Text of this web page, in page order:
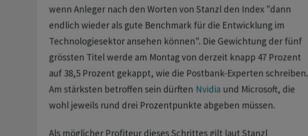
wenn Anleger nach den Worten von Stanzl den Index "dann
endlich wieder als gute Benchmark für die Entwicklung im
Technologiesektor ansehen können". Die Gewichtung der fünf
grössten Titel werde am Montag von derzeit knapp 47 Prozent
auf 38,5 Prozent gekappt, wie die Postbank-Experten schreiben.
Am stärksten betroffen sein dürften Nvidia und Microsoft, die
wohl jeweils rund drei Prozentpunkte abgeben müssen.
Als möglicher Profiteur dieses Schrittes gilt laut Stanzl